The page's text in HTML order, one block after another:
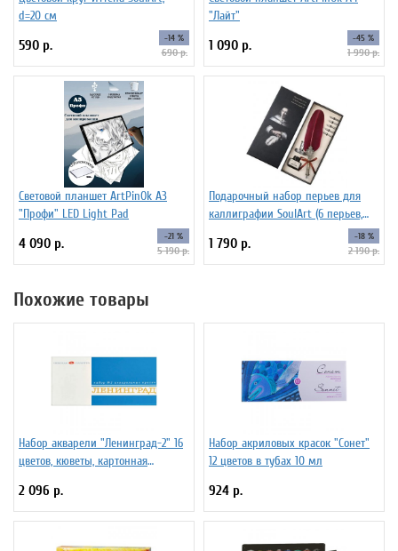
d=20 см
590 р. -14 %
690 р.
"Лайт"
1 090 р. -45 %
1 990 р.
Световой планшет ArtPinOk А3
"Профи" LED Light Pad
4 090 р. -21 %
5 190 р.
Подарочный набор перьев для
каллиграфии SoulArt (6 перьев,
1 790 р. -18 %
2 190 р.
Похожие товары
Набор акварели "Ленинград-2" 16
цветов, кюветы, картонная
2 096 р.
Набор акриловых красок "Сонет"
12 цветов в тубах 10 мл
924 р.